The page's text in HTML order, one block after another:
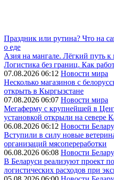
Праздник или рутина? Что на
о еде
Азия на мангале. Лёгкий путь
Логистика без границ. Как
07.08.2026 06:12 Новости мира
Несколько магазинов с
открыть в Кыргызстане
07.08.2026 06:07 Новости мира
Мегаферму с крупнейшей в
установкой открыли на севере
06.08.2026 06:12 Новости
Вступили в силу новые
организаций мясопереработки
06.08.2026 06:08 Новости
В Беларуси реализуют проект
логистических расходов при